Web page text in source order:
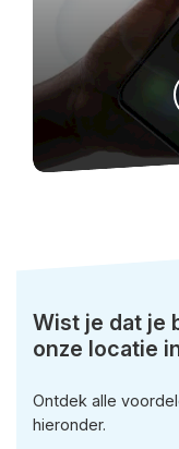
Wist je dat je
onze locatie
Ontdek alle
hieronder.